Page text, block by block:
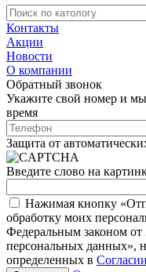
Контакты
Акции
Новости
О компании
Обратный звонок
Укажите свой номер и
время
Защита от
Введите слово на
Нажимая кнопку
обработку моих
Федеральным законом
персональных данных»,
определенных в